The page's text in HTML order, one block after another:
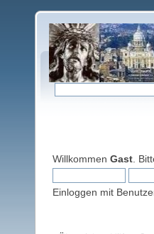
Willkommen Gast .
Einloggen mit